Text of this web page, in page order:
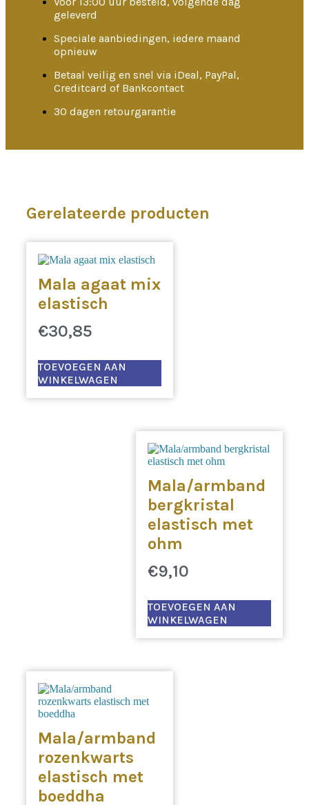
geleverd
Speciale aanbiedingen, iedere maand
opnieuw
Betaal veilig en snel via iDeal, PayPal,
Creditcard of Bankcontact
30 dagen retourgarantie
Gerelateerde producten
Mala agaat mix
elastisch
€30,85
TOEVOEGEN AAN
WINKELWAGEN
Mala/armband
bergkristal
elastisch met
ohm
€9,10
TOEVOEGEN AAN
WINKELWAGEN
Mala/armband
rozenkwarts
elastisch met
boeddha